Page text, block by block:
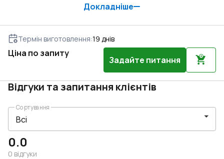
Докладніше
Термін виготовлення:19 днів
Ціна по запиту
Задайте питання
Відгуки та запитання клієнтів
0.0
0 відгуки
Сортування